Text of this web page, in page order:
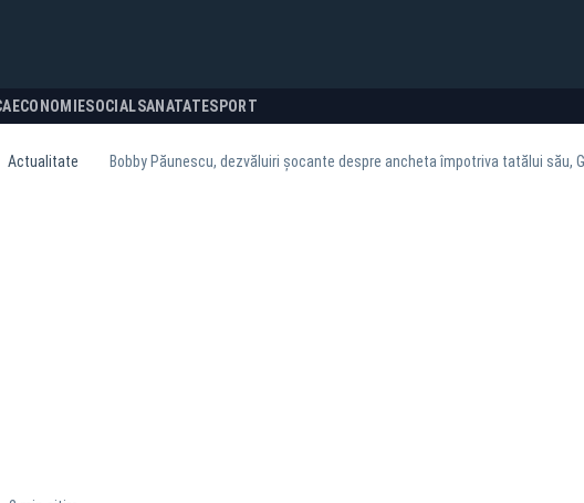
ECONOMIESOCIALSANATATESPORT
Actualitate Bobby Păunescu, dezvăluiri șocante despre ancheta împotriva tatălui său,